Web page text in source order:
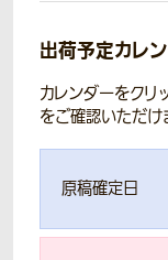
出荷予定カレ
カレンダーをクリ
をご確認いただけ
原稿確定日